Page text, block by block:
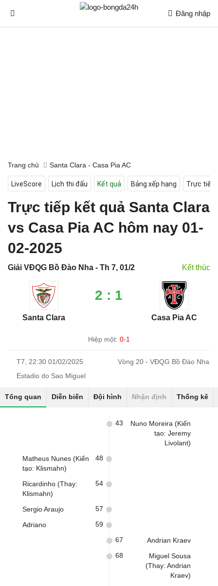
Đăng nhập
Trang chủ Santa Clara - Casa Pia AC
LiveScore Lịch thi đấu Kết quả Bảng xếp hạng Trực tiếp
Trực tiếp kết quả Santa Clara
vs Casa Pia AC hôm nay 01-
02-2025
Giải VĐQG Bồ Đào Nha - Th 7, 01/2 Kết thúc
Santa Clara
2 : 1
Casa Pia AC
Hiệp một: 0-1
T7, 22:30 01/02/2025
Vòng 20 - VĐQG Bồ Đào Nha
Estadio do Sao Miguel
Tổng quan Diễn biến Đội hình Nhận định Thống kê
Nuno Moreira (Kiến
tạo: Jeremy
Livolant)
43
Matheus Nunes (Kiến
tạo: Klismahn)
48
Ricardinho (Thay:
Klismahn)
54
Sergio Araujo 57
Adriano 59
Andrian Kraev
67
Miguel Sousa
(Thay: Andrian
Kraev)
68